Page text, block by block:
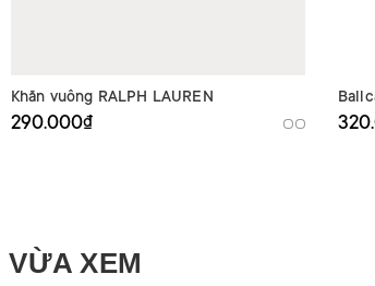
Khăn vuông RALPH LAUREN
290.000₫
XEM